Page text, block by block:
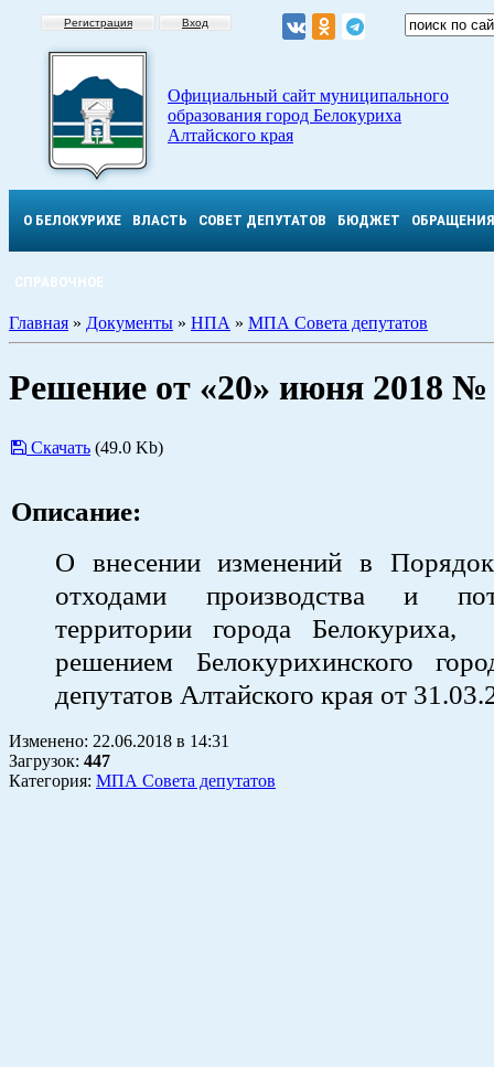
Регистрация Вход
Официальный сайт муниципального
образования город Белокуриха
Алтайского края
О БЕЛОКУРИХЕ ВЛАСТЬ СОВЕТ ДЕПУТАТОВ БЮДЖЕТ ОБРАЩЕНИЯ
СПРАВОЧНОЕ
Главная » Документы » НПА » МПА Совета депутатов
Решение от «20» июня 2018 №
Скачать (49.0 Kb)
Описание:
О внесении изменений в
отходами производства и
территории города Белокуриха,
решением Белокурихинского
депутатов Алтайского края от
Изменено: 22.06.2018 в 14:31
Загрузок: 447
Категория: МПА Совета депутатов